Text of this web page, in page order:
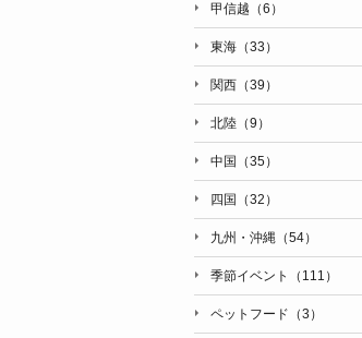
甲信越（6）
東海（33）
関西（39）
北陸（9）
中国（35）
四国（32）
九州・沖縄（54）
季節イベント（111）
ペットフード（3）